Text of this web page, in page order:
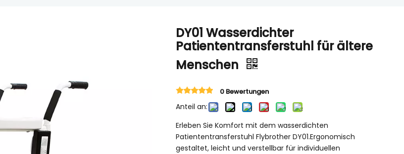
DY01 Wasserdichter
Patiententransferstuhl für ältere
Menschen
0 Bewertungen
Anteil an:
Erleben Sie Komfort mit dem wasserdichten
Patiententransferstuhl Flybrother DY01.Ergonomisch
gestaltet, leicht und verstellbar für individuellen